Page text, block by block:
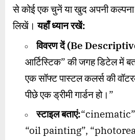
से कोई एक चुनें या खुद अपनी कल्पना
लिखें।यहाँ ध्यान रखें:
विवरण दें (Be
आर्टिस्टिक” की जगह डिटेल में
एक सॉफ्ट पास्टल कलर्स की
पीछे एक ड्रीमी गार्डन हो।”
स्टाइल बताएं:
“oil painting”,